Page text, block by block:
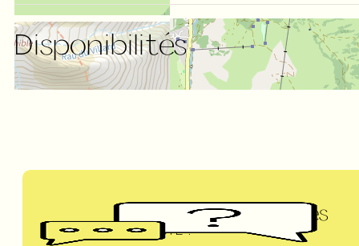
Disponibilités
Questions fréquentes
UN DOUTE ?